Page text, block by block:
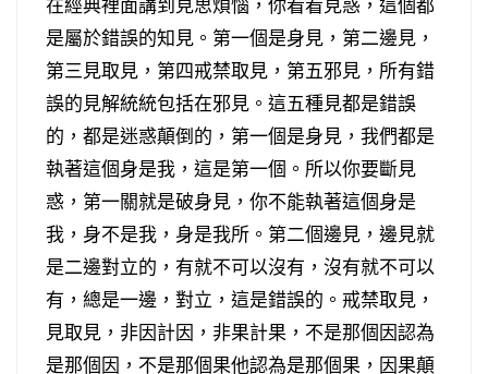
在經典裡面講到見思煩惱，你看看見惑，這個都
是屬於錯誤的知見。第一個是身見，第二邊見，
第三見取見，第四戒禁取見，第五邪見，所有錯
誤的見解統統包括在邪見。這五種見都是錯誤
的，都是迷惑顛倒的，第一個是身見，我們都是
執著這個身是我，這是第一個。所以你要斷見
惑，第一關就是破身見，你不能執著這個身是
我，身不是我，身是我所。第二個邊見，邊見就
是二邊對立的，有就不可以沒有，沒有就不可以
有，總是一邊，對立，這是錯誤的。戒禁取見，
見取見，非因計因，非果計果，不是那個因認為
是那個因，不是那個果他認為是那個果，因果顛